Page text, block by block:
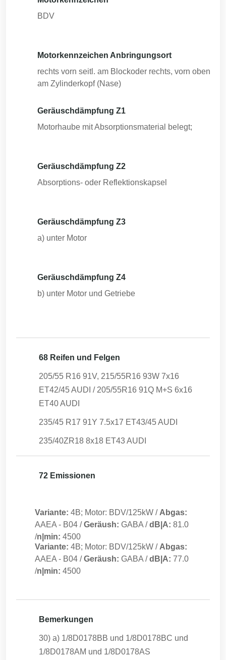
BDV
Motorkennzeichen Anbringungsort
rechts vorn seitl. am Blockoder rechts, vorn oben
am Zylinderkopf (Nase)
Geräuschdämpfung Z1
Motorhaube mit Absorptionsmaterial belegt;
Geräuschdämpfung Z2
Absorptions- oder Reflektionskapsel
Geräuschdämpfung Z3
a) unter Motor
Geräuschdämpfung Z4
b) unter Motor und Getriebe
68 Reifen und Felgen
205/55 R16 91V, 215/55R16 93W 7x16
ET42/45 AUDI / 205/55R16 91Q M+S 6x16
ET40 AUDI
235/45 R17 91Y 7.5x17 ET43/45 AUDI
235/40ZR18 8x18 ET43 AUDI
72 Emissionen
Variante: 4B; Motor: BDV/125kW / Abgas:
AAEA - B04 /Geräush: GABA /dB|A: 81.0
/n|min: 4500
Variante: 4B; Motor: BDV/125kW / Abgas:
AAEA - B04 /Geräush: GABA /dB|A: 77.0
/n|min: 4500
Bemerkungen
30) a) 1/8D0178BB und 1/8D0178BC und
1/8D0178AM und 1/8D0178AS